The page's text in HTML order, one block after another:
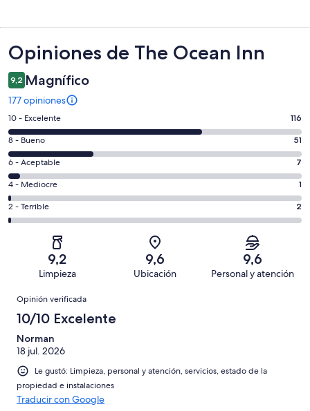
Opiniones
Opiniones de The Ocean Inn
9,2 Magnífico
177 opiniones
Evaluación:
10
-
Excelente.
116
de
177
opiniones
10 - Excelente 116
Evaluación:
8
-
Bueno.
51
de
opiniones
8 - Bueno 51
Evaluación:
6
-
Aceptable.
7
opiniones
6 - Aceptable 7
Evaluación:
4
-
4 - Mediocre 1
Evaluación:
2
177
opiniones
2 - Terrible 2
9,2
Limpieza
9,6
Ubicación
9,6
Personal y atención
Opiniones
Opinión verificada
10/10 Excelente
Norman
18 jul. 2026
Le gustó: Limpieza, personal y atención, servicios, estado de la
propiedad e instalaciones
Traducir con Google